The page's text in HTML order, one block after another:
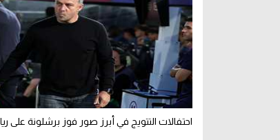
احتفالات التتويج في أبرز صور فوز برشلونة على